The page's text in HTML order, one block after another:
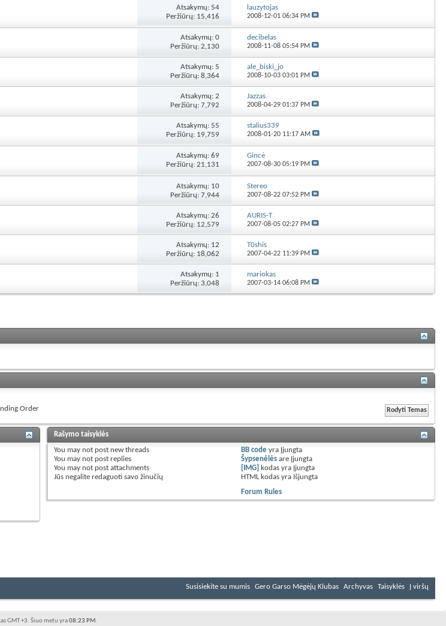
Atsakymų: 54
Peržiūrų: 15,416
lauzytojas
2008-12-0106:34 PM
Atsakymų: 0
Peržiūrų: 2,130
decibelas
2008-11-0805:54 PM
Atsakymų: 5
Peržiūrų: 8,364
ale_biski_jo
2008-10-0303:01 PM
Atsakymų: 2
Peržiūrų: 7,792
Jazzas
2008-04-2901:37 PM
Atsakymų: 55
Peržiūrų: 19,759
stalius339
2008-01-20 11:17 AM
Atsakymų: 69
Peržiūrų: 21,131
Gincė
2007-08-3005:19 PM
Atsakymų: 10
Peržiūrų: 7,944
Stereo
2007-08-2207:52 PM
Atsakymų: 26
Peržiūrų: 12,579
AURIS-T
2007-08-0502:27 PM
Atsakymų: 12
Peržiūrų: 18,062
T0shis
2007-04-22 11:39 PM
Atsakymų: 1
Peržiūrų: 3,048
mariokas
2007-03-1406:08 PM
Order
Rašymo taisyklės
You may notpost new threads
You may notpost replies
You may notpost attachments
Jūs negaliteredaguoti savo žinučių
BB code yra Įjungta
Šypsenėlės are Įjungta
[IMG] kodas yra Įjungta
HTML kodas yra Išjungta
Forum Rules
Susisiekite su mumis Gero Garso Mėgėjų Klubas Archyvas Taisyklės Į viršų
GMT +3. Šiuo metu yra08:23 PM.